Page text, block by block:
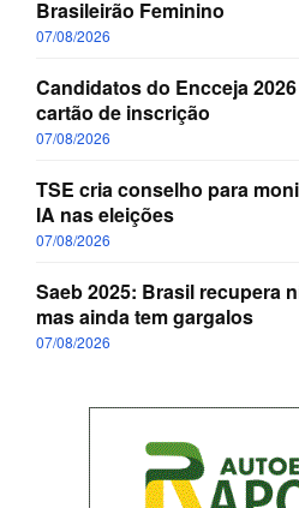
Brasileirão Feminino
07/08/2026
Candidatos do Encceja
cartão de inscrição
07/08/2026
TSE cria conselho para
IA nas eleições
07/08/2026
Saeb 2025: Brasil recupera
mas ainda tem gargalos
07/08/2026